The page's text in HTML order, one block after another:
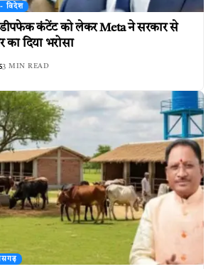
विदेश
डीपफेक कंटेंट को लेकर Meta ने सरकार से
का दिया भरोसा
3 MIN READ